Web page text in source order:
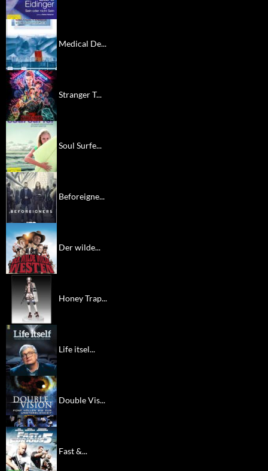
Medical De...
Stranger T...
Soul Surfe...
Beforeigne...
Der wilde...
Honey Trap...
Life itsel...
Double Vis...
Fast &...